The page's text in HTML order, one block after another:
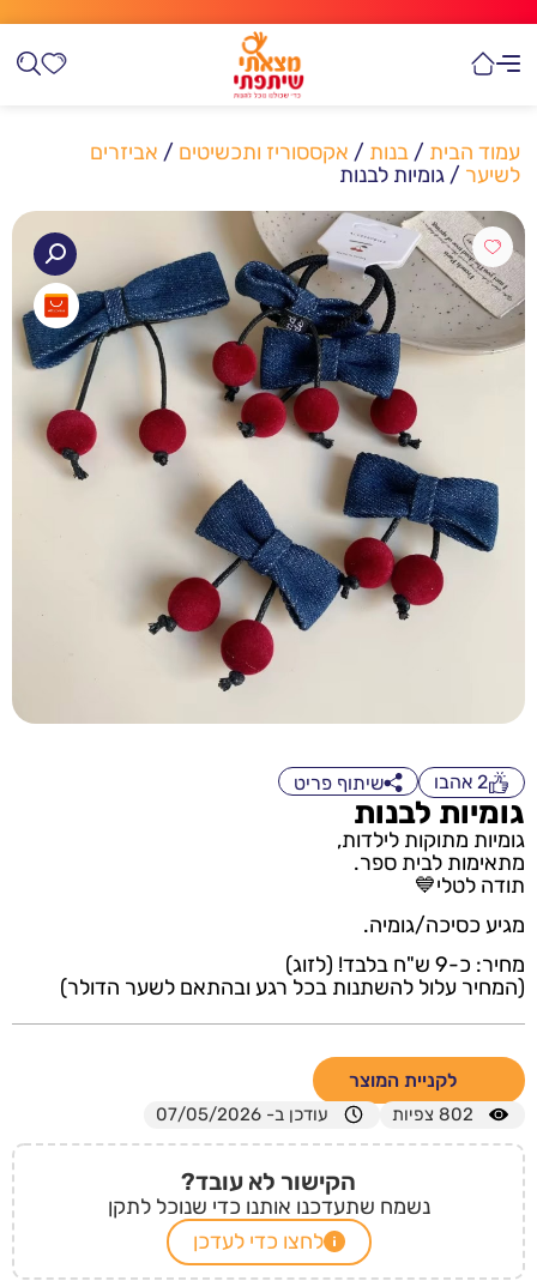
עמוד הבית / בנות / אקססוריז ותכשיטים / אביזרים
לשיער / גומיות לבנות
2 אהבו שיתוף פריט
גומיות לבנות
גומיות מתוקות לילדות,
מתאימות לבית ספר.
תודה לטלי💙
מגיע כסיכה/גומיה.
מחיר: כ-9 ש"ח בלבד! (לזוג)
(המחיר עלול להשתנות בכל רגע ובהתאם לשער הדולר)
לקניית המוצר
802 צפיות עודכן ב- 07/05/2026
הקישור לא עובד?
נשמח שתעדכנו אותנו כדי שנוכל לתקן
לחצו כדי לעדכן